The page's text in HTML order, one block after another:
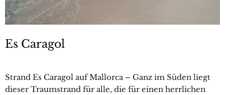
Es Caragol
Strand Es Caragol auf Mallorca – Ganz im Süden liegt
dieser Traumstrand für alle, die für einen herrlichen